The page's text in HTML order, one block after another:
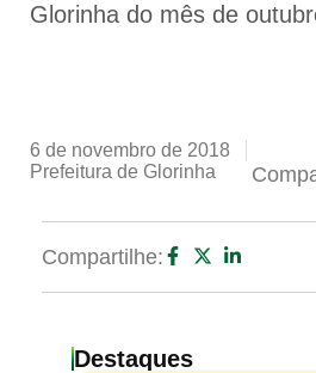
Glorinha do mês de
6 de novembro de 2018
Prefeitura de Glorinha
Compartilhe:
Destaques